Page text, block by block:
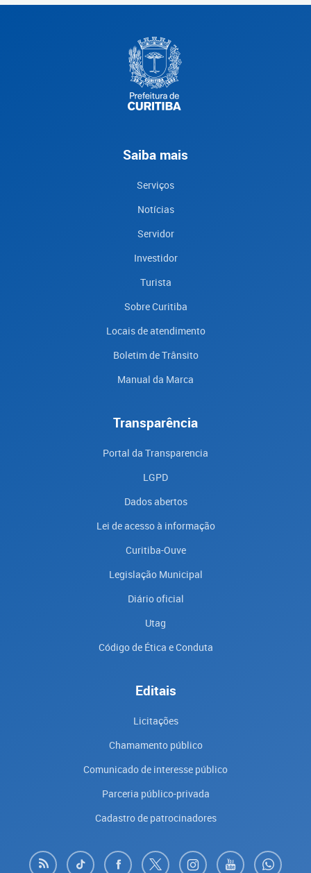
Saiba mais
Serviços
Notícias
Servidor
Investidor
Turista
Sobre Curitiba
Locais de atendimento
Boletim de Trânsito
Manual da Marca
Transparência
Portal da Transparencia
LGPD
Dados abertos
Lei de acesso à informação
Curitiba-Ouve
Legislação Municipal
Diário oficial
Utag
Código de Ética e Conduta
Editais
Licitações
Chamamento público
Comunicado de interesse público
Parceria público-privada
Cadastro de patrocinadores